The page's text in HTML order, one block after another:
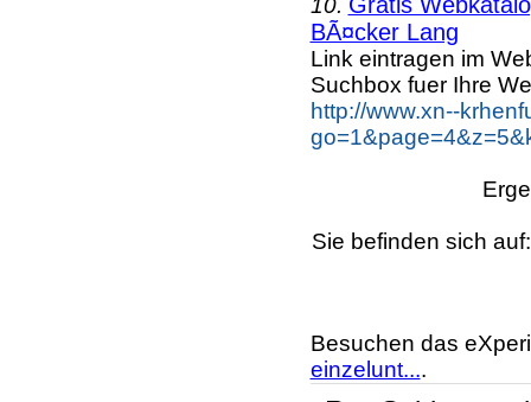
10.
BÃ¤cker Lang
Link eintragen im
Suchbox fuer Ihre
http://www.xn--
Sie befinden sich
Besuchen das
einzelunt....